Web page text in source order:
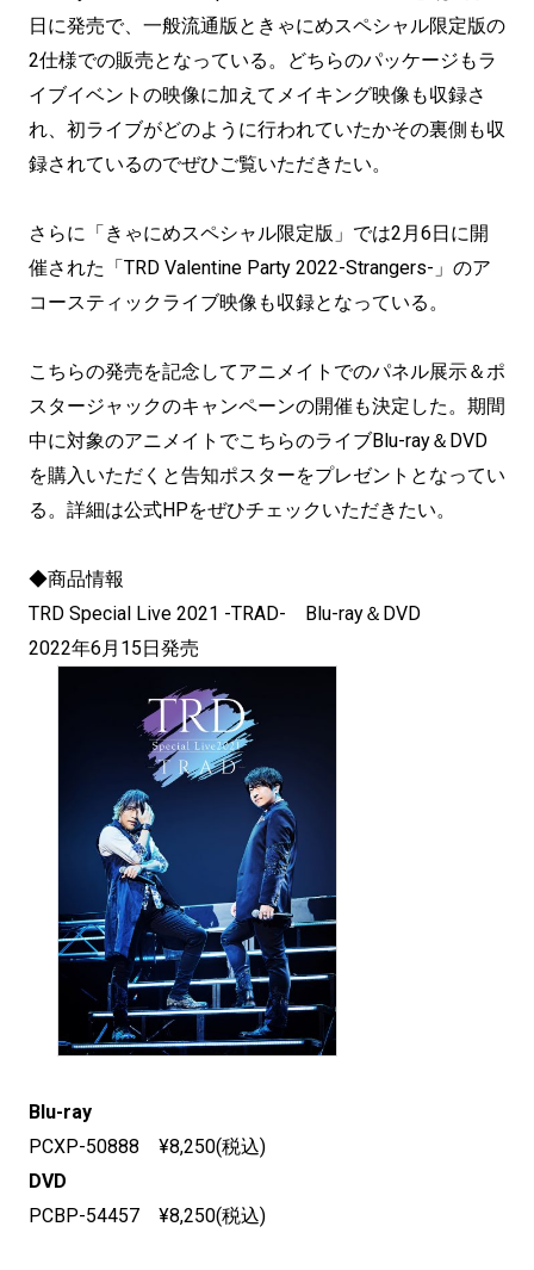
日に発売で、一般流通版ときゃにめスペシャル限定版の
2仕様での販売となっている。どちらのパッケージもラ
イブイベントの映像に加えてメイキング映像も収録さ
れ、初ライブがどのように行われていたかその裏側も収
録されているのでぜひご覧いただきたい。
さらに「きゃにめスペシャル限定版」では2月6日に開
催された「TRD Valentine Party 2022-Strangers-」のア
コースティックライブ映像も収録となっている。
こちらの発売を記念してアニメイトでのパネル展示＆ポ
スタージャックのキャンペーンの開催も決定した。期間
中に対象のアニメイトでこちらのライブBlu-ray＆DVD
を購入いただくと告知ポスターをプレゼントとなってい
る。詳細は公式HPをぜひチェックいただきたい。
◆商品情報
TRD Special Live 2021 -TRAD- Blu-ray＆DVD
2022年6月15日発売
Blu-ray
PCXP-50888 ¥8,250(税込)
DVD
PCBP-54457 ¥8,250(税込)